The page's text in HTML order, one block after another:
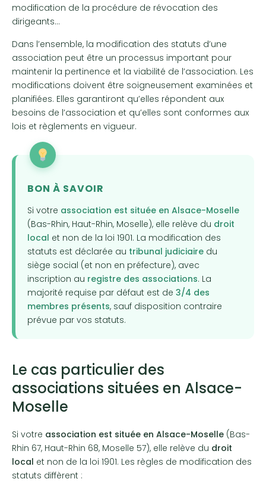
modification de la procédure de révocation des
dirigeants…
Dans l’ensemble, la modification des statuts d’une
association peut être un processus important pour
maintenir la pertinence et la viabilité de l’association. Les
modifications doivent être soigneusement examinées et
planifiées. Elles garantiront qu’elles répondent aux
besoins de l’association et qu’elles sont conformes aux
lois et règlements en vigueur.
BON À SAVOIR
Si votre association est située en Alsace-Moselle
(Bas-Rhin, Haut-Rhin, Moselle), elle relève du droit
local et non de la loi 1901. La modification des
statuts est déclarée au tribunal judiciaire du
siège social (et non en préfecture), avec
inscription au registre des associations. La
majorité requise par défaut est de 3/4 des
membres présents, sauf disposition contraire
prévue par vos statuts.
Le cas particulier des
associations situées en Alsace-
Moselle
Si votre association est située en Alsace-Moselle (Bas-
Rhin 67, Haut-Rhin 68, Moselle 57), elle relève du droit
local et non de la loi 1901. Les règles de modification des
statuts diffèrent :